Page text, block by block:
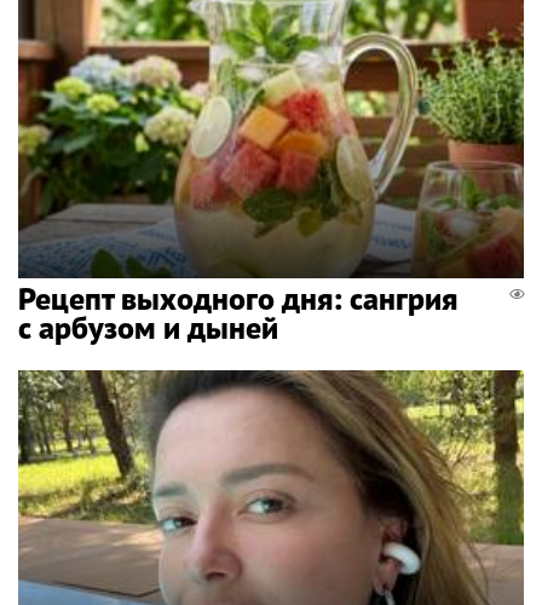
Рецепт выходного дня: сангрия
с арбузом и дыней